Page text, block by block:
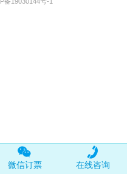
微信订票 在线咨询